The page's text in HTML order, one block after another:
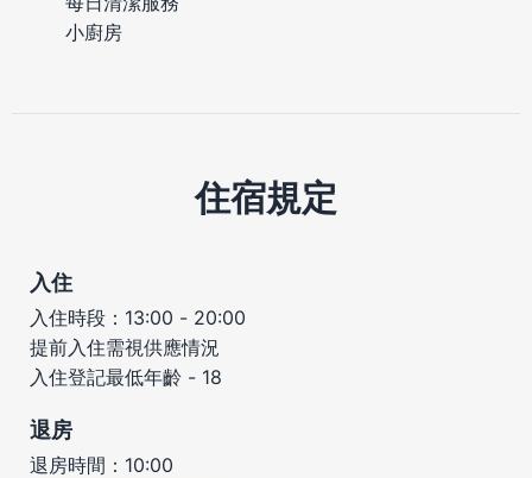
小廚房
住宿規定
入住
入住時段：13:00 - 20:00
提前入住需視供應情況
入住登記最低年齡 - 18
退房
退房時間：10:00